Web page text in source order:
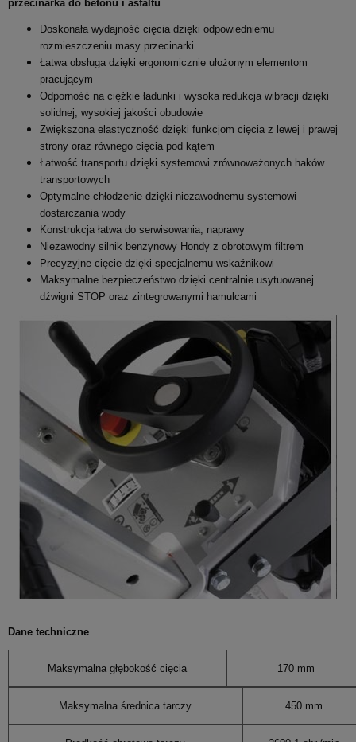
przecinarka do betonu i asfaltu
Doskonała wydajność cięcia dzięki odpowiedniemu
rozmieszczeniu masy przecinarki
Łatwa obsługa dzięki ergonomicznie ułożonym elementom
pracującym
Odporność na ciężkie ładunki i wysoka redukcja wibracji dzięki
solidnej, wysokiej jakości obudowie
Zwiększona elastyczność dzięki funkcjom cięcia z lewej i prawej
strony oraz równego cięcia pod kątem
Łatwość transportu dzięki systemowi zrównoważonych haków
transportowych
Optymalne chłodzenie dzięki niezawodnemu systemowi
dostarczania wody
Konstrukcja łatwa do serwisowania, naprawy
Niezawodny silnik benzynowy Hondy z obrotowym filtrem
Precyzyjne cięcie dzięki specjalnemu wskaźnikowi
Maksymalne bezpieczeństwo dzięki centralnie usytuowanej
dźwigni STOP oraz zintegrowanymi hamulcami
Dane techniczne
Maksymalna głębokość cięcia 170 mm
Maksymalna średnica tarczy 450 mm